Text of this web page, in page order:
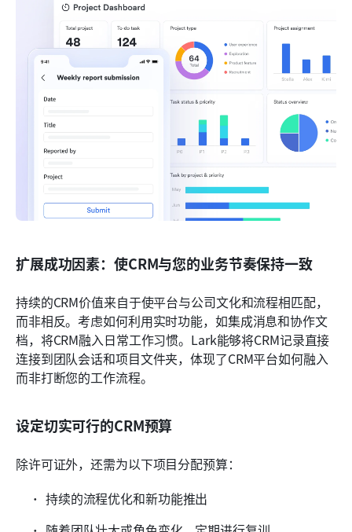
扩展成功因素：使CRM与您的业务节奏保持一致
持续的CRM价值来自于使平台与公司文化和流程相匹配，
而非相反。考虑如何利用实时功能，如集成消息和协作文
档，将CRM融入日常工作习惯。Lark能够将CRM记录直接
连接到团队会话和项目文件夹，体现了CRM平台如何融入
而非打断您的工作流程。
设定切实可行的CRM预算
除许可证外，还需为以下项目分配预算：
持续的流程优化和新功能推出